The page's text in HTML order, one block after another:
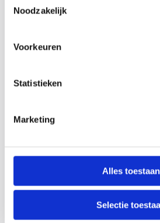
Noodzakelijk
Voorkeuren
Statistieken
Marketing
Alles toestaan
Selectie
Hoe kwetsbaar is jouw
Een stroomstoring komt vaak
impact enorm zijn. Machines vallen
worden onderbroken en kostbare
halffabricaten kunnen verloren gaan.
afhankelijk zijn…